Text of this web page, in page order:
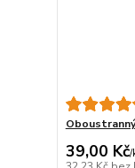
39,00 Kč/